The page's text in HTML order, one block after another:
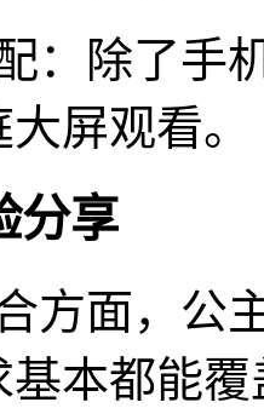
：除了手
屏观看。
分享
方面，公
基本都能覆